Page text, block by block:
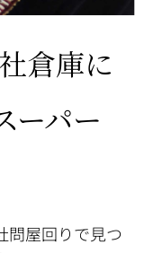
倉庫に
ーパー
問屋回りで見つ